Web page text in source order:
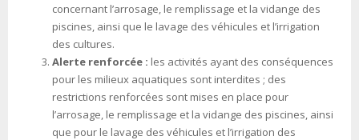
concernant l’arrosage, le remplissage et la vidange des
piscines, ainsi que le lavage des véhicules et l’irrigation
des cultures.
Alerte renforcée : les activités ayant des conséquences
pour les milieux aquatiques sont interdites ; des
restrictions renforcées sont mises en place pour
l’arrosage, le remplissage et la vidange des piscines, ainsi
que pour le lavage des véhicules et l’irrigation des